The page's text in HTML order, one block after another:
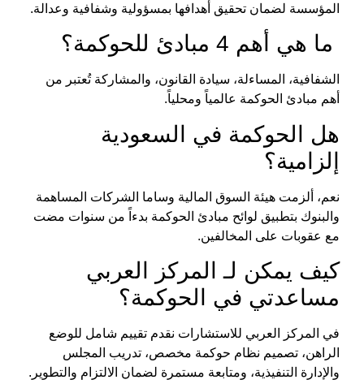
المؤسسة لضمان تحقيق أهدافها بمسؤولية وشفافية وعدالة.
ما هي أهم 4 مبادئ للحوكمة؟
الشفافية، المساءلة، سيادة القانون، والمشاركة تُعتبر من
أهم مبادئ الحوكمة عالمياً ومحلياً.
هل
الحوكمة في السعودية
إلزامية؟
نعم، ألزمت هيئة السوق المالية وساما الشركات المساهمة
والبنوك بتطبيق لوائح مبادئ الحوكمة بدءاً من سنوات مضت
مع عقوبات على المخالفين.
كيف يمكن لـ المركز العربي
مساعدتي في الحوكمة؟
في المركز العربي للاستشارات نقدم تقييم شامل للوضع
الراهن، تصميم نظام حوكمة مخصص، تدريب المجلس
والإدارة التنفيذية، ومتابعة مستمرة لضمان الالتزام والتطوير.